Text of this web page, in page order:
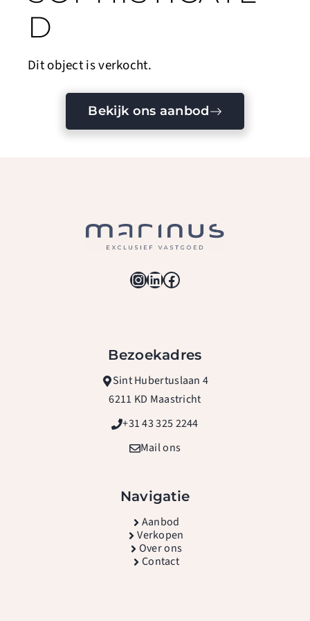
D
Dit object is verkocht.
Bekijk ons aanbod
Instagram
LinkedIn
Facebook
Bezoekadres
Sint Hubertuslaan 4
6211 KD Maastricht
+31 43 325 2244
Mail ons
Navigatie
Aanbod
Verkopen
Over ons
Contact